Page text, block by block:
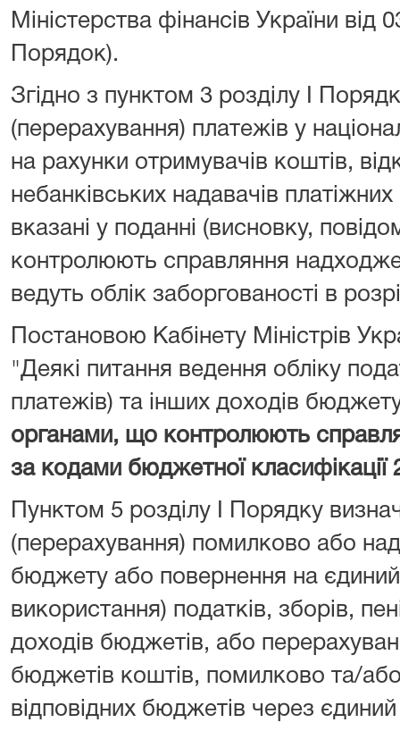
Міністерства фінансів України від
Порядок).
Згідно з пунктом 3 розділу I
(перерахування) платежів у
на рахунки отримувачів коштів,
небанківських надавачів
вказані у поданні (висновку,
контролюють справляння
ведуть облік заборгованості в
Постановою Кабінету Міністрів
"Деякі питання ведення обліку
платежів) та інших доходів
органами, що контролюють
за кодами бюджетної
Пунктом 5 розділу I Порядку
(перерахування) помилково або
бюджету або повернення на єдиний
використання) податків, зборів,
доходів бюджетів, або
бюджетів коштів, помилково та/
відповідних бюджетів через